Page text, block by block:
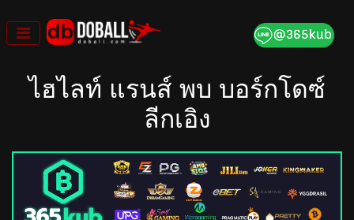
to
content
ไฮไลท์ แรนส์ พบ บอร์กโดซ์
ลีกเอิง